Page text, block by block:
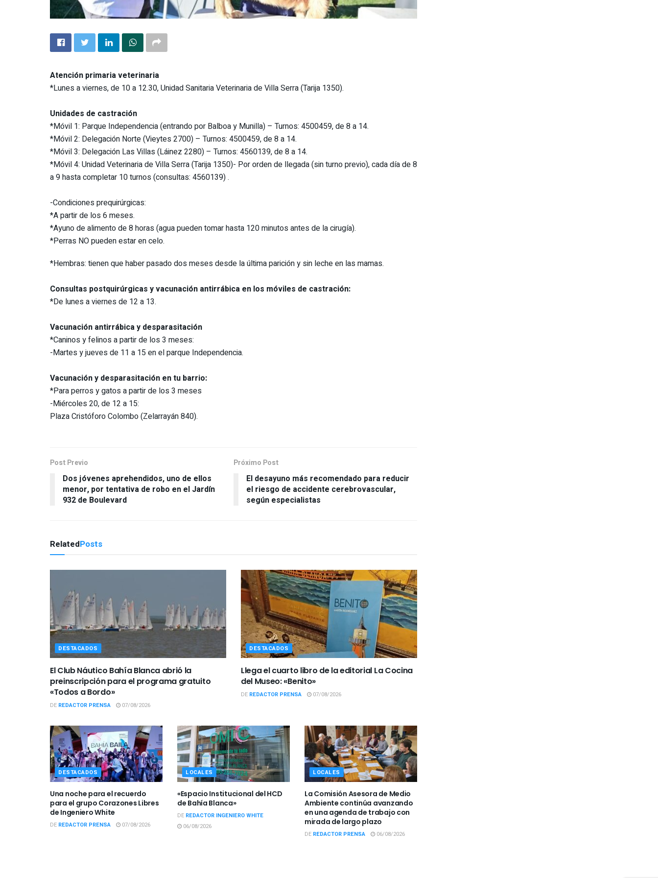
Atención primaria veterinaria
*Lunes a viernes, de 10 a 12.30, Unidad Sanitaria Veterinaria de Villa Serra (Tarija 1350).
Unidades de castración
*Móvil 1: Parque Independencia (entrando por Balboa y Munilla) – Turnos: 4500459, de 8 a 14.
*Móvil 2: Delegación Norte (Vieytes 2700) – Turnos: 4500459, de 8 a 14.
*Móvil 3: Delegación Las Villas (Láinez 2280) – Turnos: 4560139, de 8 a 14.
*Móvil 4: Unidad Veterinaria de Villa Serra (Tarija 1350)- Por orden de llegada (sin turno previo), cada día de 8
a 9 hasta completar 10 turnos (consultas: 4560139) .
-Condiciones prequirúrgicas:
*A partir de los 6 meses.
*Ayuno de alimento de 8 horas (agua pueden tomar hasta 120 minutos antes de la cirugía).
*Perras NO pueden estar en celo.
*Hembras: tienen que haber pasado dos meses desde la última parición y sin leche en las mamas.
Consultas postquirúrgicas y vacunación antirrábica en los móviles de castración:
*De lunes a viernes de 12 a 13.
Vacunación antirrábica y desparasitación
*Caninos y felinos a partir de los 3 meses:
-Martes y jueves de 11 a 15 en el parque Independencia.
Vacunación y desparasitación en tu barrio:
*Para perros y gatos a partir de los 3 meses
-Miércoles 20, de 12 a 15:
Plaza Cristóforo Colombo (Zelarrayán 840).
Post Previo
Dos jóvenes aprehendidos, uno de ellos
menor, por tentativa de robo en el Jardín
932 de Boulevard
Próximo Post
El desayuno más recomendado para reducir
el riesgo de accidente cerebrovascular,
según especialistas
RelatedPosts
DESTACADOS
El Club Náutico Bahía Blanca abrió la
preinscripción para el programa gratuito
«Todos a Bordo»
DE REDACTOR PRENSA 07/08/2026
DESTACADOS
Llega el cuarto libro de la editorial La Cocina
del Museo: «Benito»
DE REDACTOR PRENSA 07/08/2026
DESTACADOS
Una noche para el recuerdo
para el grupo Corazones Libres
de Ingeniero White
DE REDACTOR PRENSA 07/08/2026
LOCALES
«Espacio Institucional del HCD
de Bahía Blanca»
DE REDACTOR INGENIERO WHITE
06/08/2026
LOCALES
La Comisión Asesora de Medio
Ambiente continúa avanzando
en una agenda de trabajo con
mirada de largo plazo
DE REDACTOR PRENSA 06/08/2026